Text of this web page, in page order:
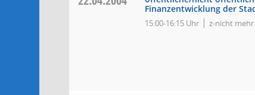
Finanzentwicklung der
15:00-16:15 Uhr z-nicht mehr